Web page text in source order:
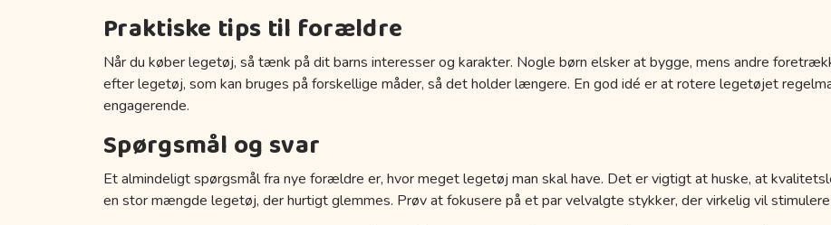
Praktiske tips til forældre
Når du køber legetøj, så tænk på dit barns interesser og karakter. Nogle børn elsker at bygge, mens andre
efter legetøj, som kan bruges på forskellige måder, så det holder længere. En god idé er at rotere legetøjet
engagerende.
Spørgsmål og svar
Et almindeligt spørgsmål fra nye forældre er, hvor meget legetøj man skal have. Det er vigtigt at huske, at
en stor mængde legetøj, der hurtigt glemmes. Prøv at fokusere på et par velvalgte stykker, der virkelig vil